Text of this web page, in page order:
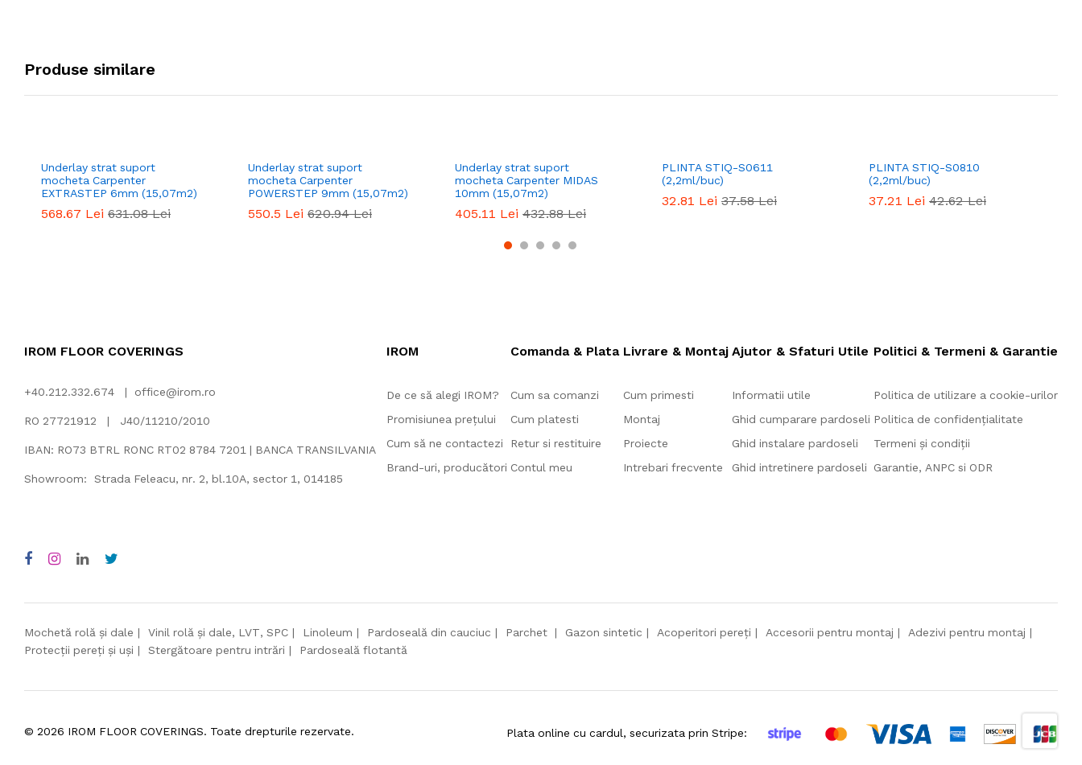
Produse similare
Underlay strat suport
mocheta Carpenter
EXTRASTEP 6mm (15,07m2)
568.67 Lei 631.08 Lei
Underlay strat suport
mocheta Carpenter
POWERSTEP 9mm (15,07m2)
550.5 Lei 620.94 Lei
Underlay strat suport
mocheta Carpenter MIDAS
10mm (15,07m2)
405.11 Lei 432.88 Lei
PLINTA STIQ-S0611
(2,2ml/buc)
32.81 Lei 37.58 Lei
PLINTA STIQ-S0810
(2,2ml/buc)
37.21 Lei 42.62 Lei
IROM FLOOR COVERINGS
+40.212.332.674 | office@irom.ro
RO 27721912 | J40/11210/2010
IBAN: RO73 BTRL RONC RT02 8784 7201 | BANCA TRANSILVANIA
Showroom: Strada Feleacu, nr. 2, bl.10A, sector 1, 014185
IROM
De ce să alegi IROM?
Promisiunea prețului
Cum să ne contactezi
Brand-uri, producători
Comanda & Plata
Cum sa comanzi
Cum platesti
Retur si restituire
Contul meu
Livrare & Montaj
Cum primesti
Montaj
Proiecte
Intrebari frecvente
Ajutor & Sfaturi Utile
Informatii utile
Ghid cumparare pardoseli
Ghid instalare pardoseli
Ghid intretinere pardoseli
Politici & Termeni & Garantie
Politica de utilizare a cookie-urilor
Politica de confidențialitate
Termeni și condiții
Garantie, ANPC si ODR
Mochetă rolă și dale Vinil rolă și dale, LVT, SPC Linoleum Pardoseală din cauciuc Parchet Gazon sintetic Acoperitori pereți Accesorii pentru montaj
Adezivi pentru montaj
Protecții pereți și uși
Stergătoare pentru intrări Pardoseală flotantă
© 2026 IROM FLOOR COVERINGS. Toate drepturile rezervate. Plata online cu cardul, securizata prin Stripe: